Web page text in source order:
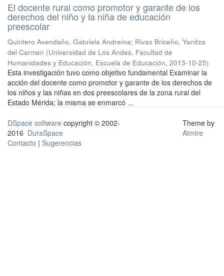
El docente rural como promotor y garante de los
derechos del niño y la niña de educación
preescolar
Quintero Avendaño, Gabriela Andreína; Rivas Briceño, Yanitza
del Carmen (Universidad de Los Andes, Facultad de
Humanidades y Educación, Escuela de Educación, 2013-10-25)
Esta investigación tuvo como objetivo fundamental Examinar la
acción del docente como promotor y garante de los derechos de
los niños y las niñas en dos preescolares de la zona rural del
Estado Mérida; la misma se enmarcó ...
DSpace software copyright © 2002-
2016 DuraSpace
Contacto | Sugerencias
Theme by
Atmire